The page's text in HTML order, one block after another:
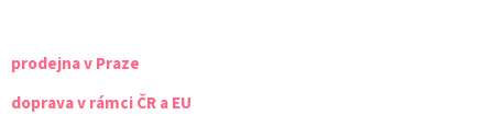
prodejna v Praze
doprava v rámci ČR a EU